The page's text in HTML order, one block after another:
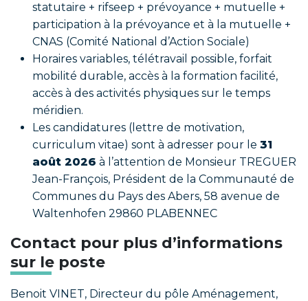
statutaire + rifseep + prévoyance + mutuelle +
participation à la prévoyance et à la mutuelle +
CNAS (Comité National d’Action Sociale)
Horaires variables, télétravail possible, forfait
mobilité durable, accès à la formation facilité,
accès à des activités physiques sur le temps
méridien.
Les candidatures (lettre de motivation,
curriculum vitae) sont à adresser pour le 31
août 2026 à l’attention de Monsieur TREGUER
Jean-François, Président de la Communauté de
Communes du Pays des Abers, 58 avenue de
Waltenhofen 29860 PLABENNEC
Contact pour plus d’informations
sur le poste
Benoit VINET, Directeur du pôle Aménagement,